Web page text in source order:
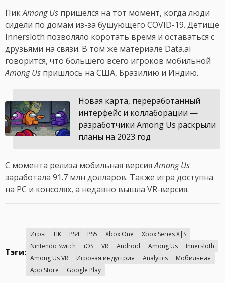
ПикAmong Us пришелся на тот момент, когда люди
сидели по домам из-за бушующего COVID-19. Детище
Innersloth позволяло коротать время и оставаться с
друзьями на связи. В том же материале Data.ai
говорится, что большего всего игроков мобильной
Among Us пришлось на США, Бразилию и Индию.
Новая карта, переработанный
интерфейс и коллаборации —
разработчики Among Us раскрыли
планы на 2023 год
С момента релиза мобильная версияAmong Us
заработала 91.7 млн долларов. Также игра доступна
на PC и консолях, а недавно вышла VR-версия.
Тэги:
Игры ПК PS4 PS5 Xbox One
Xbox Series X|S
Nintendo Switch
iOS VR Android Among Us
Innersloth
Among Us VR
Игровая индустрия Analytics
Мобильная
App Store
Google Play